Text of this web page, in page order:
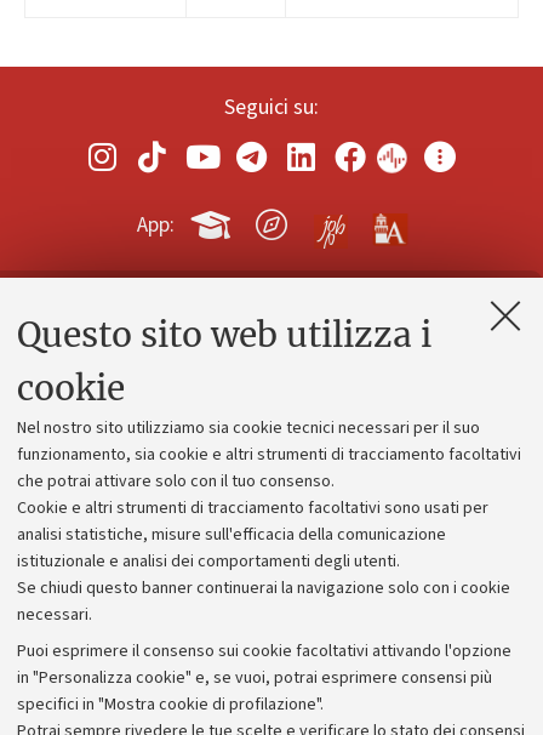
Questo sito web utilizza i
cookie
Nel nostro sito utilizziamo sia cookie tecnici necessari per il suo
funzionamento, sia cookie e altri strumenti di tracciamento facoltativi
che potrai attivare solo con il tuo consenso.
Cookie e altri strumenti di tracciamento facoltativi sono usati per
analisi statistiche, misure sull'efficacia della comunicazione
istituzionale e analisi dei comportamenti degli utenti.
Se chiudi questo banner continuerai la navigazione solo con i cookie
necessari.
Puoi esprimere il consenso sui cookie facoltativi attivando l'opzione
in "Personalizza cookie" e, se vuoi, potrai esprimere consensi più
specifici in "Mostra cookie di profilazione".
Seguici su:
App:
Contatti e PEC
Alumni community
Piano strategico
Bilanci
Donazioni e 5x1000
Merchandising - UniboStore
Bandi, gare e concorsi
Albo online
Amministrazione trasparente